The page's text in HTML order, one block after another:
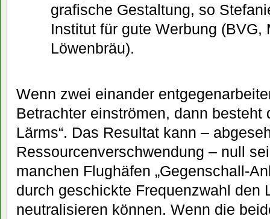
grafische Gestaltung, so
Institut für gute Werbung
Löwenbräu).
Wenn zwei einander
Betrachter einströmen, dann besteht
Lärms“. Das Resultat kann –
Ressourcenverschwendung – null
manchen Flughäfen „Gegenschall-
durch geschickte Frequenzwahl den
neutralisieren können. Wenn die